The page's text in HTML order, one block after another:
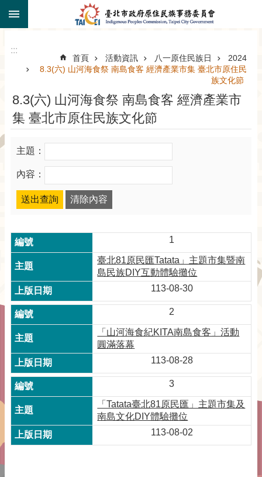
跳到主要內容區塊
:::
首頁 活動資訊 八一原住民族日
2024
8.3(六) 山河海食祭 南島食客 經濟產業市集 臺北市原住民
族文化節
8.3(六) 山河海食祭 南島食客 經濟產業市
集 臺北市原住民族文化節
主題：
內容：
1
臺北81原民匯Tatata」主題市集暨南
島民族DIY互動體驗攤位
113-08-30
2
「山河海食紀KITA南島食客」活動
圓滿落幕
113-08-28
3
「Tatata臺北81原民匯」主題市集及
南島文化DIY體驗攤位
113-08-02